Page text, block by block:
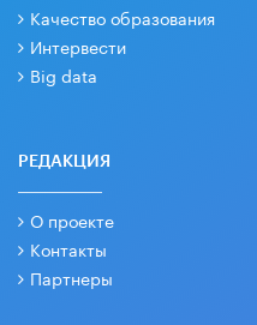
Качество образования
Интервести
Big data
РЕДАКЦИЯ
О проекте
Контакты
Партнеры